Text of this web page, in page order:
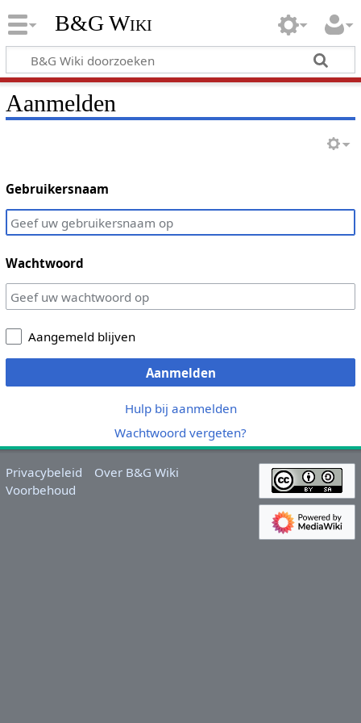
B&G Wiki
Aanmelden
Gebruikersnaam
Wachtwoord
Aangemeld blijven
Aanmelden
Hulp bij aanmelden
Wachtwoord vergeten?
Privacybeleid
Over B&G Wiki
Voorbehoud